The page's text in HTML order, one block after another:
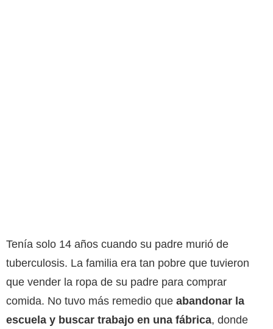
Tenía solo 14 años cuando su padre murió de
tuberculosis. La familia era tan pobre que tuvieron
que vender la ropa de su padre para comprar
comida. No tuvo más remedio que abandonar la
escuela y buscar trabajo en una fábrica, donde